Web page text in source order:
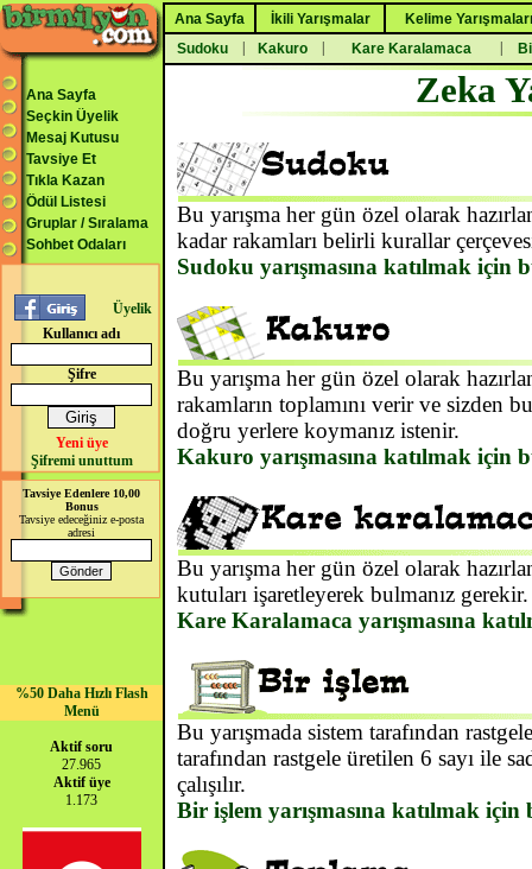
Ana Sayfa İkili Yarışmalar
Kelime Yarışmaları
Sudoku
Kakuro Kare Karalamaca
Ana Sayfa
Seçkin Üyelik
Mesaj Kutusu
Tavsiye Et
Tıkla Kazan
Ödül Listesi
Gruplar / Sıralama
Sohbet Odaları
Üyelik
Kullanıcı adı
Şifre
Yeni üye
Şifremi unuttum
Tavsiye Edenlere 10,00
Bonus
Tavsiye edeceğiniz e-posta
adresi
%50 Daha Hızlı Flash
Menü
Aktif soru
27.965
Aktif üye
1.173
Zeka
Bu yarışma her gün özel olarak
kadar rakamları belirli kurallar
Sudoku yarışmasına katılmak için
Bu yarışma her gün özel olarak
rakamların toplamını verir ve sizden
doğru yerlere koymanız istenir.
Kakuro yarışmasına katılmak için
Bu yarışma her gün özel olarak
kutuları işaretleyerek bulmanız gerekir.
Kare Karalamaca yarışmasına
Bu yarışmada sistem tarafından
tarafından rastgele üretilen 6 sayı ile
çalışılır.
Bir işlem yarışmasına katılmak için